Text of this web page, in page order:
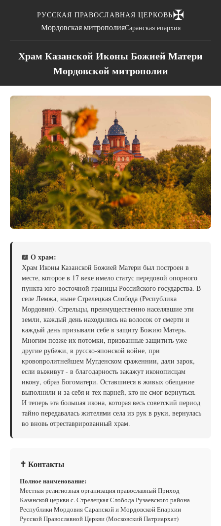
РУССКАЯ ПРАВОСЛАВНАЯ ЦЕРКОВЬ✠
Мордовская митрополияСаранская епархия
Храм Казанской Иконы Божией Матери
Мордовской митрополии
📖 О храм:
Храм Иконы Казанской Божией Матери был построен в
месте, которое в 17 веке имело статус передовой опорного
пункта юго-восточной границы Российского государства. В
селе Лемжа, ныне Стрелецкая Слобода (Республика
Мордовия). Стрельцы, преимущественно населявшие эти
земли, каждый день находились на волосок от смерти и
каждый день призывали себе в защиту Божию Матерь.
Многим позже их потомки, призванные защитить уже
другие рубежи, в русско-японской войне, при
кровопролитнейшем Мугденском сраженнии, дали зарок,
если выживут - в благодарность закажут иконописцам
икону, образ Богоматери. Оставшиеся в живых обещание
выполнили и за себя и тех парней, кто не смог вернуться.
И теперь эта большая икона, которая весь советский период
тайно передавалась жителями села из рук в руки, вернулась
во вновь отреставрированный храм.
✝ Контакты
Полное наименование:
Местная религиозная организация православный Приход
Казанской церкви с. Стрелецкая Слобода Рузаевского района
Республики Мордовия Саранской и Мордовской Епархии
Русской Православной Церкви (Московский Патриархат)